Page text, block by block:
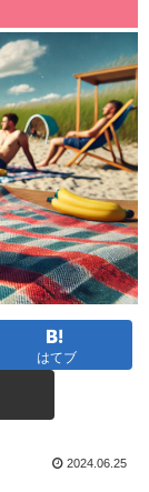
はてブ
2024.06.25